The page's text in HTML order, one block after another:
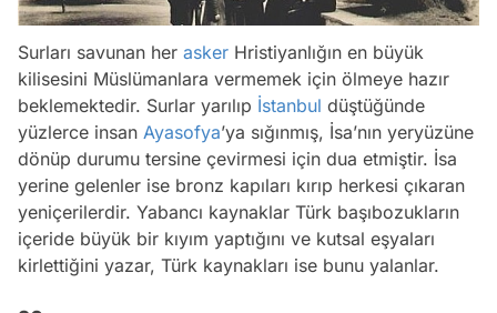
Surları savunan her asker Hristiyanlığın en büyük
kilisesini Müslümanlara vermemek için ölmeye hazır
beklemektedir. Surlar yarılıp İstanbul düştüğünde
yüzlerce insan Ayasofya’ya sığınmış, İsa’nın yeryüzüne
dönüp durumu tersine çevirmesi için dua etmiştir. İsa
yerine gelenler ise bronz kapıları kırıp herkesi çıkaran
yeniçerilerdir. Yabancı kaynaklar Türk başıbozukların
içeride büyük bir kıyım yaptığını ve kutsal eşyaları
kirlettiğini yazar, Türk kaynakları ise bunu yalanlar.